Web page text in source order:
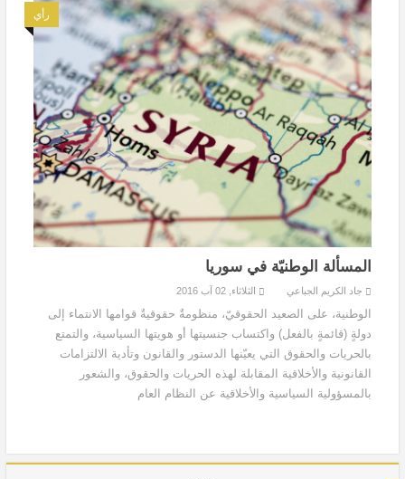
رأي
المسألة الوطنيّة في سوريا
جاد الكريم الجباعي الثلاثاء, 02 آب 2016
الوطنية، على الصعيد الحقوقيّ، منظومةٌ حقوقيةٌ قوامها الانتماء إلى
دولةٍ (قائمةٍ بالفعل) واكتساب جنسيتها أو هويتها السياسية، والتمتع
بالحريات والحقوق التي يعيّنها الدستور والقانون وتأدية الالتزامات
القانونية والأخلاقية المقابلة لهذه الحريات والحقوق، والشعور
بالمسؤولية السياسية والأخلاقية عن النظام العام